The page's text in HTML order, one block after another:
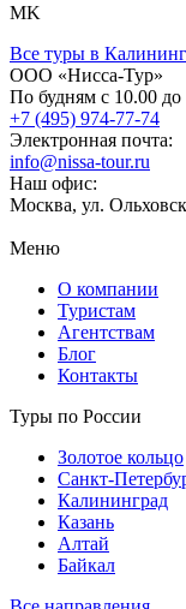
MK
Все туры в
ООО «Нисса-Тур»
По будням с 10.00 до
+7 (495) 974-77-74
Электронная почта:
info@nissa-tour.ru
Наш офис:
Москва, ул.
Меню
О компании
Туристам
Агентствам
Блог
Контакты
Туры по России
Золотое кольцо
Санкт-
Калининград
Казань
Алтай
Байкал